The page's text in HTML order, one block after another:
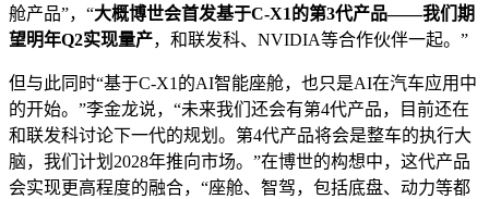
舱产品”，“大概博世会首发基于C-X1的第3代产品——我们期
望明年Q2实现量产，和联发科、NVIDIA等合作伙伴一起。”
但与此同时“基于C-X1的AI智能座舱，也只是AI在汽车应用中
的开始。”李金龙说，“未来我们还会有第4代产品，目前还在
和联发科讨论下一代的规划。第4代产品将会是整车的执行大
脑，我们计划2028年推向市场。”在博世的构想中，这代产品
会实现更高程度的融合，“座舱、智驾，包括底盘、动力等都